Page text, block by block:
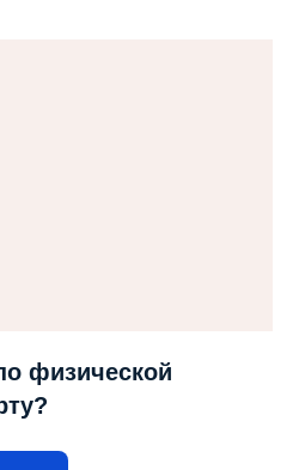
физической